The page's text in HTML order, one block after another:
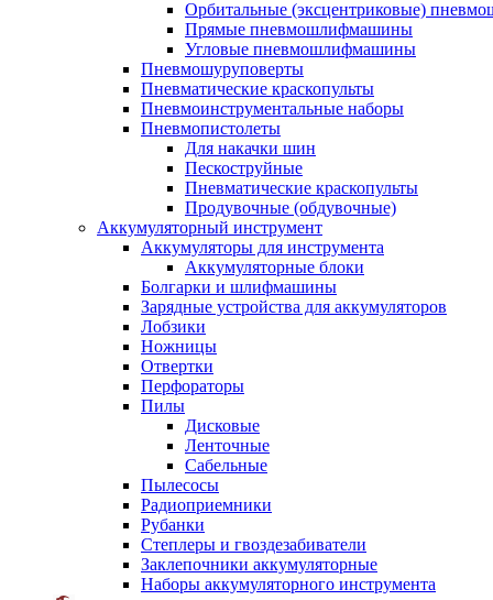
Орбитальные (эксцентриковые)
Прямые пневмошлифмашины
Угловые пневмошлифмашины
Пневмошуруповерты
Пневматические краскопульты
Пневмоинструментальные наборы
Пневмопистолеты
Для накачки шин
Пескоструйные
Пневматические краскопульты
Продувочные (обдувочные)
Аккумуляторный инструмент
Аккумуляторы для инструмента
Аккумуляторные блоки
Болгарки и шлифмашины
Зарядные устройства для аккумуляторов
Лобзики
Ножницы
Отвертки
Перфораторы
Пилы
Дисковые
Ленточные
Сабельные
Пылесосы
Радиоприемники
Рубанки
Степлеры и гвоздезабиватели
Заклепочники аккумуляторные
Наборы аккумуляторного инструмента